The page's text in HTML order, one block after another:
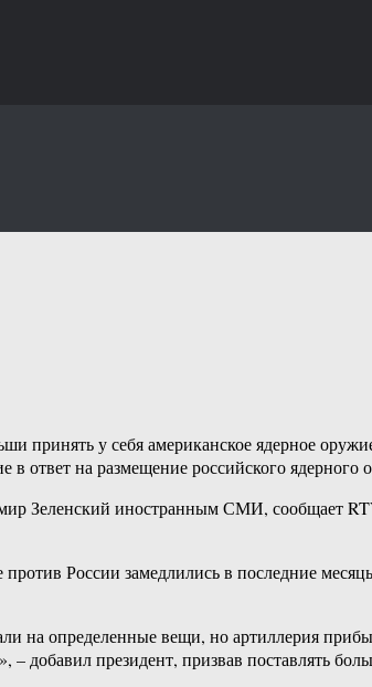
принять у себя американское ядерное
ответ на размещение российского ядерного
Зеленский иностранным СМИ, сообщает
России замедлились в последние
на определенные вещи, но артиллерия
– добавил президент, призвав поставлять